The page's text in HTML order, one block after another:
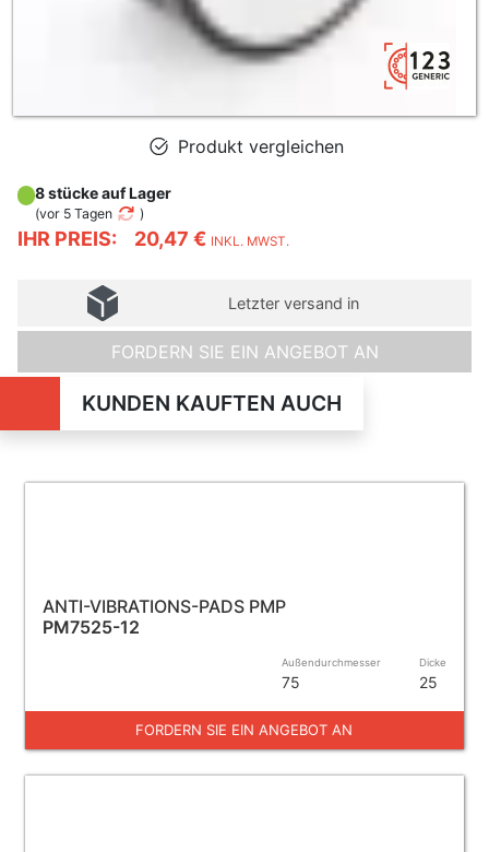
Produkt vergleichen
IHR PREIS: 20,47 € INKL. MWST.
8 stücke auf Lager
(vor 5 Tagen )
Letzter versand in
FORDERN SIE EIN ANGEBOT AN
KUNDEN KAUFTEN AUCH
ANTI-VIBRATIONS-PADS PMP
PM7525-12
Außendurchmesser
75
Dicke
25
FORDERN SIE EIN ANGEBOT AN